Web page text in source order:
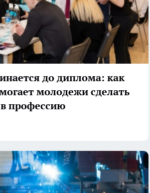
до диплома: как
молодежи сделать
профессию